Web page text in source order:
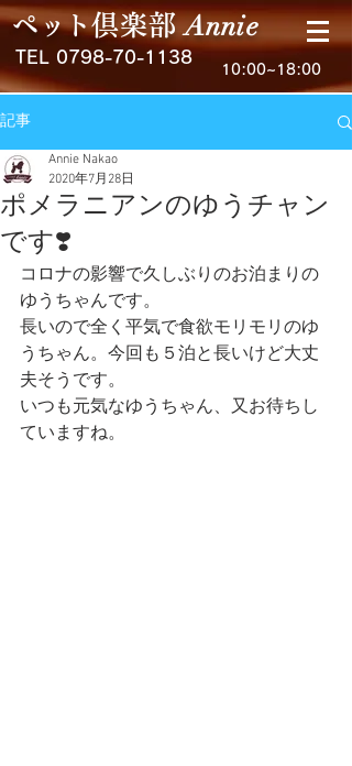
ペット倶楽部Annie
TEL 0798-70-1138
10:00~18:00
記事
ポメラニアンのゆうチャン
です❣️
Annie Nakao
2020年7月28日
コロナの影響で久しぶりのお泊まりの
ゆうちゃんです。
長いので全く平気で食欲モリモリのゆ
うちゃん。今回も５泊と長いけど大丈
夫そうです。
いつも元気なゆうちゃん、又お待ちし
ていますね。